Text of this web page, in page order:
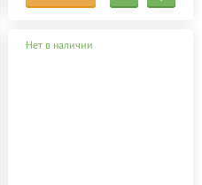
Нет в наличии